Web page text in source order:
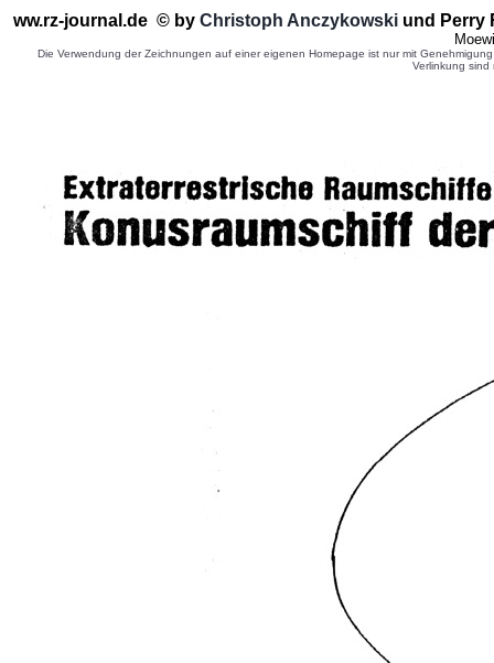
ww.rz-journal.de © by Christoph Anczykowski und Perry
Die Verwendung der Zeichnungen auf einer eigenen Homepage ist nur mit
Verlinkung sind